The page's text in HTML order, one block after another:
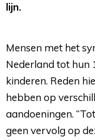
lijn.
Mensen met het
Nederland tot hun
kinderen. Reden
hebben op
aandoeningen.
geen vervolg op